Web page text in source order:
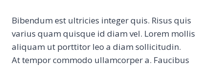
Bibendum est ultricies integer quis. Risus quis
varius quam quisque id diam vel. Lorem mollis
aliquam ut porttitor leo a diam sollicitudin.
At tempor commodo ullamcorper a. Faucibus